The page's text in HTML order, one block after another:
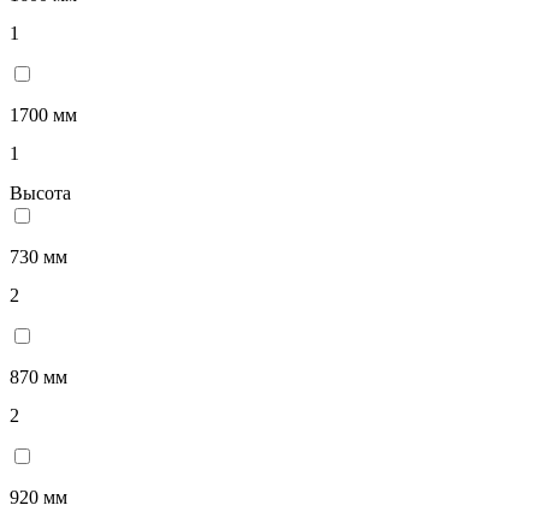
1
1700 мм
1
Высота
730 мм
2
870 мм
2
920 мм